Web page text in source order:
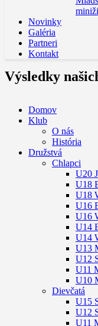
Novinky
Galéria
Partneri
Kontakt
Výsledky
Domov
Klub
O nás
História
Družstvá
Chlapci
U20
U18
U18
U16
U16
U14
U14
U13
U12
U11
U10
Dievčatá
U15
U12
U11